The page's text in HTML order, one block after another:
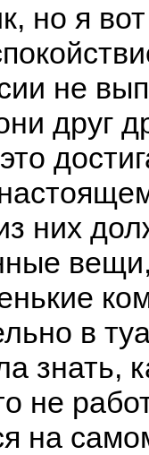
но я
не
друг
них
в
знать,
не
на